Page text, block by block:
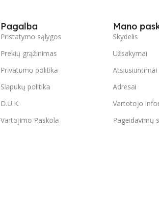
Pagalba
Pristatymo sąlygos
Prekių grąžinimas
Privatumo politika
Slapukų politika
D.U.K.
Vartojimo Paskola
Mano
Skydelis
Užsakymai
Atsiusiuntimai
Adresai
Vartotojo
Pageidavimų